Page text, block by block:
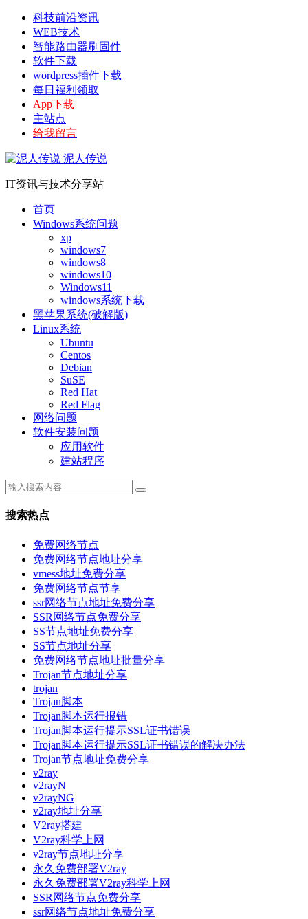
科技前沿资讯
WEB技术
智能路由器刷固件
软件下载
wordpress插件下载
每日福利领取
App下载
主站点
给我留言
泥人传说
IT资讯与技术分享站
首页
Windows系统问题
xp
windows7
windows8
windows10
Windows11
windows系统下载
黑苹果系统(破解版)
Linux系统
Ubuntu
Centos
Debian
SuSE
Red Hat
Red Flag
网络问题
软件安装问题
应用软件
建站程序
搜索热点
免费网络节点
免费网络节点地址分享
vmess地址免费分享
免费网络节点节享
ssr网络节点地址免费分享
SSR网络节点免费分享
SS节点地址免费分享
SS节点地址分享
免费网络节点地址批量分享
Trojan节点地址分享
trojan
Trojan脚本
Trojan脚本运行报错
Trojan脚本运行提示SSL证书错误
Trojan脚本运行提示SSL证书错误的解决办法
Trojan节点地址免费分享
v2ray
v2rayN
v2rayNG
v2ray地址分享
V2ray搭建
V2ray科学上网
v2ray节点地址分享
永久免费部署V2ray
永久免费部署V2ray科学上网
SSR网络节点免费分享
ssr网络节点地址免费分享